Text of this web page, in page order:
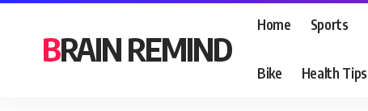
BRAIN REMIND
Home Sports
Bike Health Tips